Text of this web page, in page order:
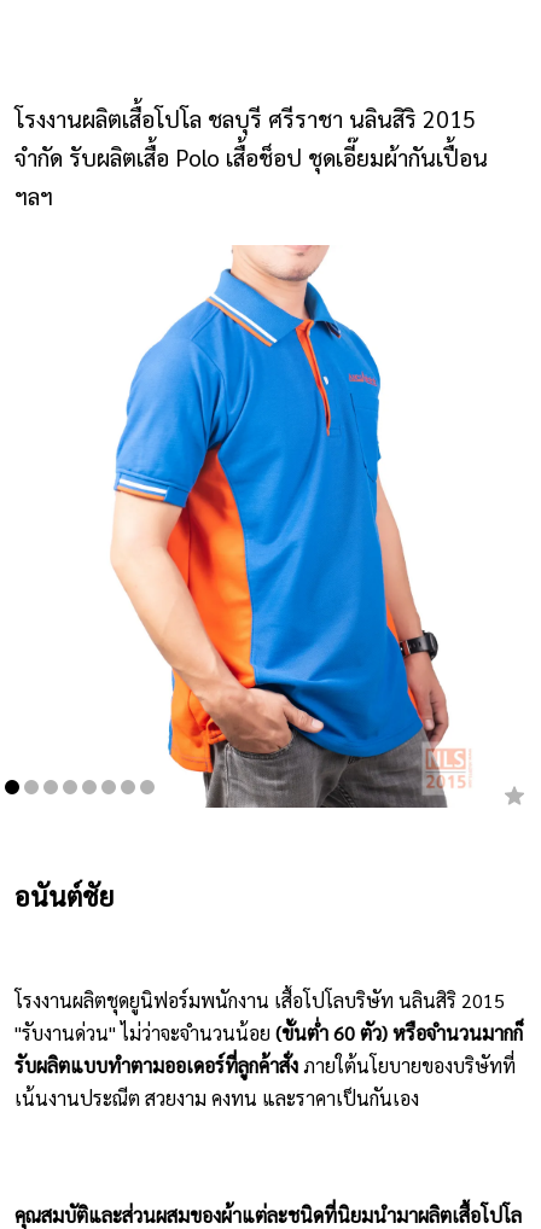
ติดต่อเรา
รายการโปรด
โปรแกรมออกแบบยูนิฟอร์ม
เสื้อยืดคอกลม
ผลิตภัณฑ์อื่นๆ
ตัวอย่างแขนเสื้อโปโล
สีผ้า
โรงงานผลิตเสื้อโปโล ชลบุรี ศรีราชา นลินสิริ 2015
จำกัด รับผลิตเสื้อ Polo เสื้อช็อป ชุดเอี๊ยมผ้ากันเปื้อน
ฯลฯ
อนันต์ชัย
โรงงานผลิตชุดยูนิฟอร์มพนักงาน เสื้อโปโลบริษัท นลินสิริ 2015
"รับงานด่วน" ไม่ว่าจะจำนวนน้อย (ขั้นต่ำ 60 ตัว) หรือจำนวนมากก็
รับผลิตแบบทำตามออเดอร์ที่ลูกค้าสั่งภายใต้นโยบายของบริษัทที่
เน้นงานประณีต สวยงาม คงทน และราคาเป็นกันเอง
คุณสมบัติและส่วนผสมของผ้าแต่ละชนิดที่นิยมนำมาผลิตเสื้อโปโล